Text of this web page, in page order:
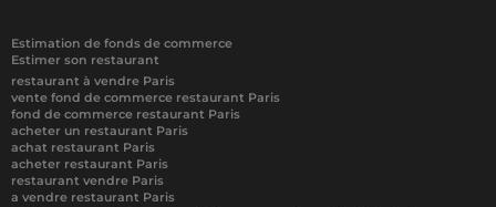
Estimation de fonds de commerce
Estimer son restaurant
restaurant à vendre Paris
vente fond de commerce restaurant Paris
fond de commerce restaurant Paris
acheter un restaurant Paris
achat restaurant Paris
acheter restaurant Paris
restaurant vendre Paris
a vendre restaurant Paris